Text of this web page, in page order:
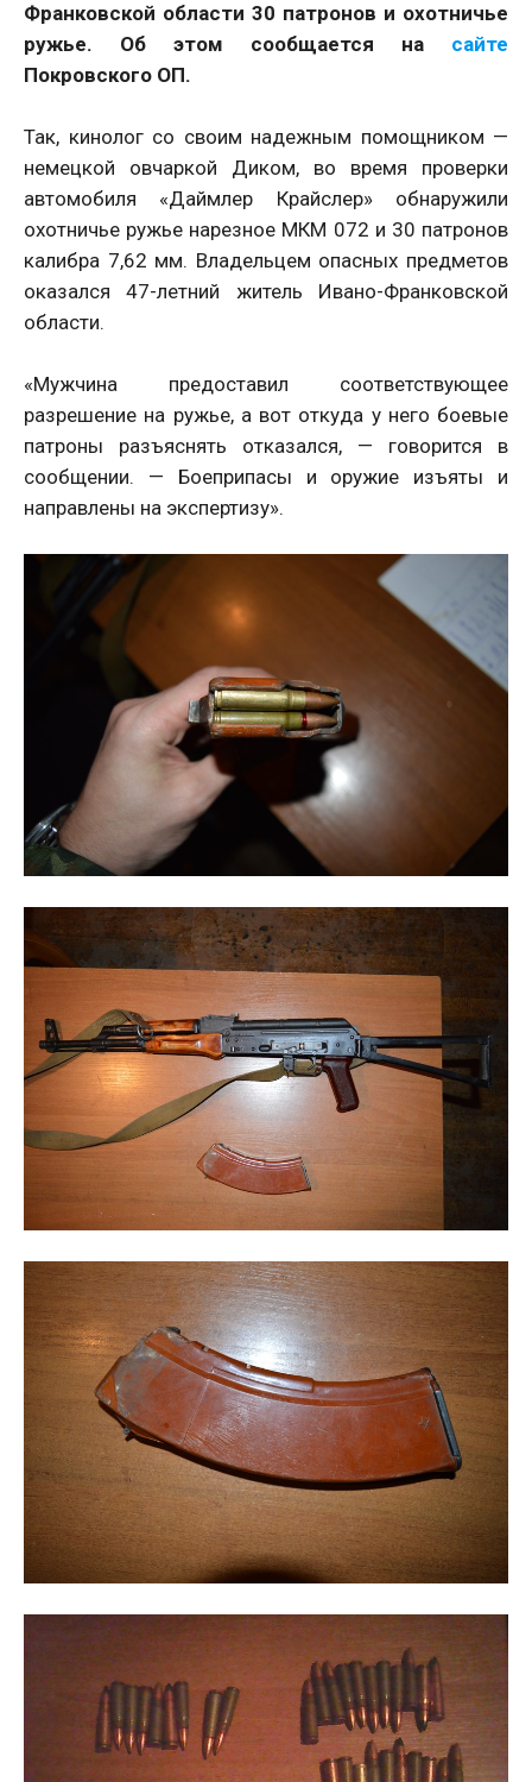
Франковской области 30 патронов и охотничье
ружье. Об этом сообщается на сайте
Покровского ОП.
Так, кинолог со своим надежным помощником —
немецкой овчаркой Диком, во время проверки
автомобиля «Даймлер Крайслер» обнаружили
охотничье ружье нарезное МКМ 072 и 30 патронов
калибра 7,62 мм. Владельцем опасных предметов
оказался 47-летний житель Ивано-Франковской
области.
«Мужчина предоставил соответствующее
разрешение на ружье, а вот откуда у него боевые
патроны разъяснять отказался, — говорится в
сообщении. — Боеприпасы и оружие изъяты и
направлены на экспертизу».